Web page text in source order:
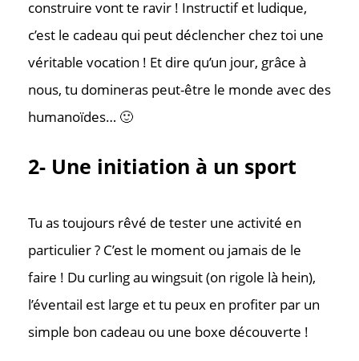
construire vont te ravir ! Instructif et ludique,
c’est le cadeau qui peut déclencher chez toi une
véritable vocation ! Et dire qu’un jour, grâce à
nous, tu domineras peut-être le monde avec des
humanoïdes… 🙂
2- Une initiation à un sport
Tu as toujours rêvé de tester une activité en
particulier ? C’est le moment ou jamais de le
faire ! Du curling au wingsuit (on rigole là hein),
l’éventail est large et tu peux en profiter par un
simple bon cadeau ou une boxe découverte !